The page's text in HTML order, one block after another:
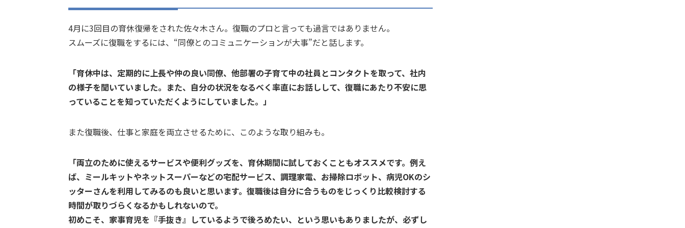
4月に3回目の育休復帰をされた佐々木さん。復職のプロと言っても過言ではありません。
スムーズに復職をするには、“同僚とのコミュニケーションが大事”だと話します。
「育休中は、定期的に上長や仲の良い同僚、他部署の子育て中の社員とコンタクトを取って、社内
の様子を聞いていました。また、自分の状況をなるべく率直にお話しして、復職にあたり不安に思
っていることを知っていただくようにしていました。」
また復職後、仕事と家庭を両立させるために、このような取り組みも。
「両立のために使えるサービスや便利グッズを、育休期間に試しておくこともオススメです。例え
ば、ミールキットやネットスーパーなどの宅配サービス、調理家電、お掃除ロボット、病児OKのシ
ッターさんを利用してみるのも良いと思います。復職後は自分に合うものをじっくり比較検討する
時間が取りづらくなるかもしれないので。
初めこそ、家事育児を『手抜き』しているようで後ろめたい、という思いもありましたが、必ずし